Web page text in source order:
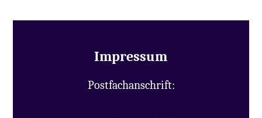
Impressum
Postfachanschrift: